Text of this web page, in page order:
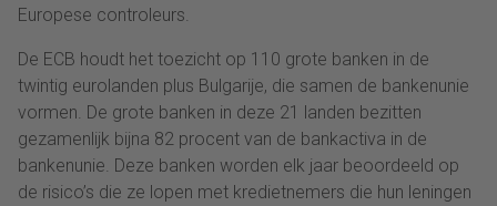
Europese controleurs.
De ECB houdt het toezicht op 110 grote banken in de
twintig eurolanden plus Bulgarije, die samen de bankenunie
vormen. De grote banken in deze 21 landen bezitten
gezamenlijk bijna 82 procent van de bankactiva in de
bankenunie. Deze banken worden elk jaar beoordeeld op
de risico’s die ze lopen met kredietnemers die hun leningen